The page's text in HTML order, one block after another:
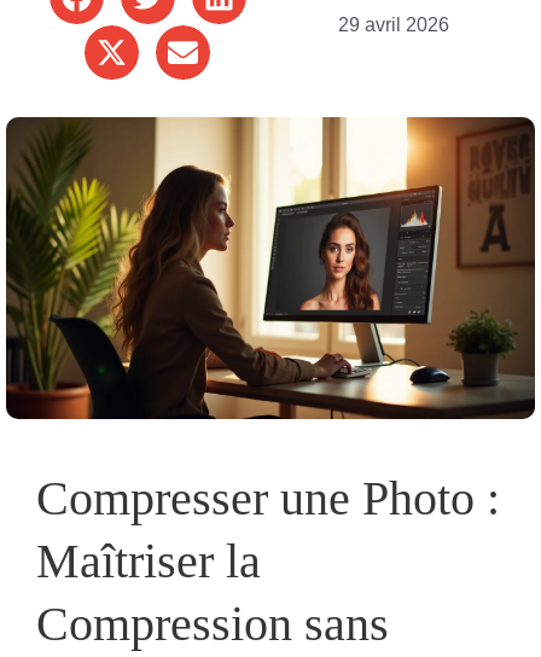
29 avril 2026
Compresser une Photo :
Maîtriser la
Compression sans